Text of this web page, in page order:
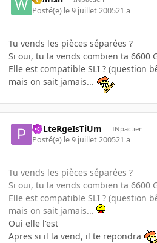
Posté(e) le 9 juillet 200521 a
Tu vends les pièces séparées ?
Si oui, tu la vends combien ta 6600
Elle est compatible SLI ? (question
mais on sait jamais...
PoLteRgeIsTiUm INpactien
Posté(e) le 9 juillet 200521 a
Tu vends les pièces séparées ?
Si oui, tu la vends combien ta 6600
Elle est compatible SLI ? (question
mais on sait jamais...
Oui elle l'est
Apres si il la vend, il te repondra